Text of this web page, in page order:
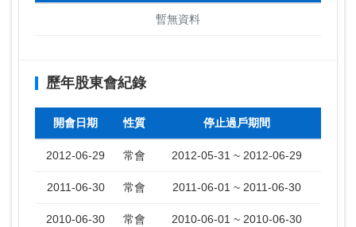
暫無資料
歷年股東會紀錄
開會日期 性質 停止過戶期間
2012-06-29 常會 2012-05-31 ~ 2012-06-29
2011-06-30 常會 2011-06-01 ~ 2011-06-30
2010-06-30 常會 2010-06-01 ~ 2010-06-30